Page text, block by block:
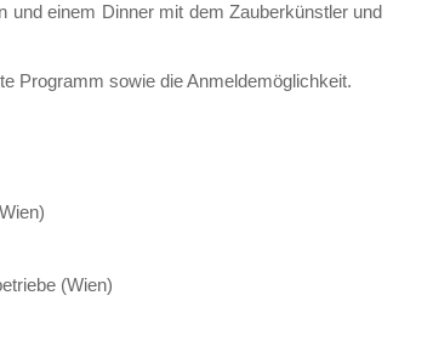
und einem Dinner mit dem Zauberkünstler und
Programm sowie die Anmeldemöglichkeit.
(Wien)